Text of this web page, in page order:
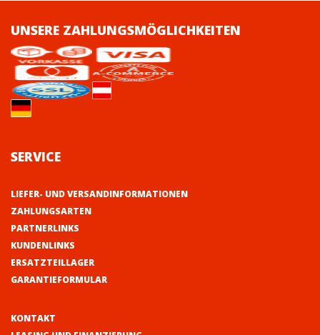
UNSERE ZAHLUNGSMÖGLICHKEITEN
SERVICE
LIEFER- UND VERSANDINFORMATIONEN
ZAHLUNGSARTEN
PARTNERLINKS
KUNDENLINKS
ERSATZTEILLAGER
GARANTIEFORMULAR
KONTAKT